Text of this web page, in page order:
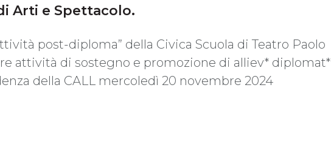
Arti e Spettacolo.
post-diploma” della Civica Scuola di Teatro Paolo
attività di sostegno e promozione di alliev* diplomat*
della CALL mercoledì 20 novembre 2024